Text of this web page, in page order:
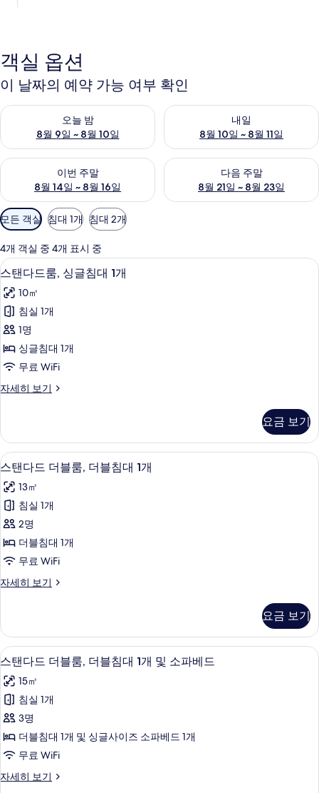
객실 옵션
이 날짜의 예약 가능 여부 확인
오늘 밤
8월 9일 ~ 8월 10일
오늘 밤 예약 가능 여부 확인, 8월 9일 ~ 8월 10일
내일
8월 10일 ~ 8월 11일
내일 예약 가능 여부 확인, 8월
이번 주말
8월 14일 ~ 8월 16일
이번 주말 예약 가능 여부 확인, 8월 14일 ~ 8월 16일
다음 주말
8월 21일 ~ 8월 23일
다음 주말 예약 가능 여부 확인
객
실
에
사
용
가
능
한
터
모든 객실 침대 1개 침대 2개
4개 객실 중 4개 표시 중
스
탠
다
드
룸,
싱
침
1
개
사
진
모
두
보
기
스탠다드룸, 싱글침대 1개 | 고급 침구,
12
스탠다드룸, 싱글침대 1개
10㎡
침실 1개
1명
싱글침대 1개
무료 WiFi
자세히 보기
스
룸,
싱
글
대
개
자
세
히
보
기
요금 보기
스
탠
다
드
더
블
더
침
대
1
개
사
진
모
두
보
스탠다드 더블룸, 더블침대 1개 | 고급
12
스탠다드 더블룸, 더블침대 1개
13㎡
침실 1개
2명
더블침대 1개
무료 WiFi
자세히 보기
스
더
블
룸,
블
침
대
개
자
세
히
요금 보기
스
탠
다
드
더
블
더
13
스탠다드 더블룸, 더블침대 1개 및 소파베드
15㎡
침실 1개
3명
더블침대 1개 및 싱글사이즈 소파베드 1개
무료 WiFi
자세히 보기
스